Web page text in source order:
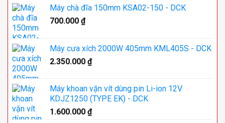
Máy chà đĩa 150mm KSA02-150 - DCK
700.000 ₫
Máy cưa xích 2000W 405mm KML405S - DCK
2.350.000 ₫
Máy khoan vặn vít dùng pin Li-ion 12V
KDJZ1250 (TYPE EK) - DCK
1.600.000 ₫